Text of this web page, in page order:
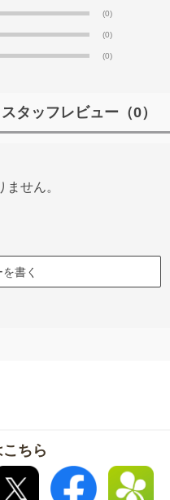
(0)
(0)
(0)
スタッフレビュー （0）
ません。
書く
ちら